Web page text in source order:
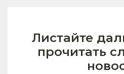
Листайте
прочитать